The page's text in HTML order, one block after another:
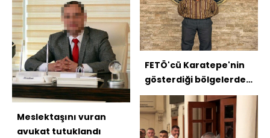
Meslektaşını vuran
avukat tutuklandı
FETÖ'cü Karatepe'nin
gösterdiği bölgelerde
silah ve mühimmat
aranıyor!